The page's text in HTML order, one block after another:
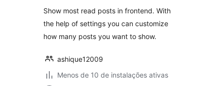
Show most read posts in frontend. With
the help of settings you can customize
how many posts you want to show.
ashique12009
Menos de 10 de instalações ativas